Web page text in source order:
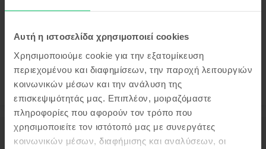
Αυτή η ιστοσελίδα χρησιμοποιεί cookies
Χρησιμοποιούμε cookie για την εξατομίκευση
περιεχομένου και διαφημίσεων, την παροχή λειτουργιών
κοινωνικών μέσων και την ανάλυση της
επισκεψιμότητάς μας. Επιπλέον, μοιραζόμαστε
πληροφορίες που αφορούν τον τρόπο που
χρησιμοποιείτε τον ιστότοπό μας με συνεργάτες
κοινωνικών μέσων, διαφήμισης και αναλύσεων, οι
Πληρωμή σε δόσεις, με 0% επιτόκιο
Περιγραφή
Κινητό τηλέφωνο Xiaomi Mi Mix 3 5G, Black Onyx, 128 GB, Σαν